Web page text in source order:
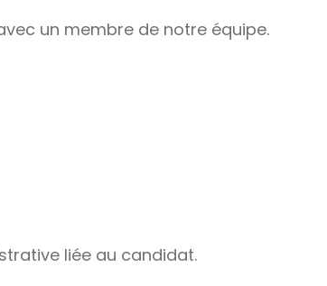
un membre de notre équipe.
liée au candidat.